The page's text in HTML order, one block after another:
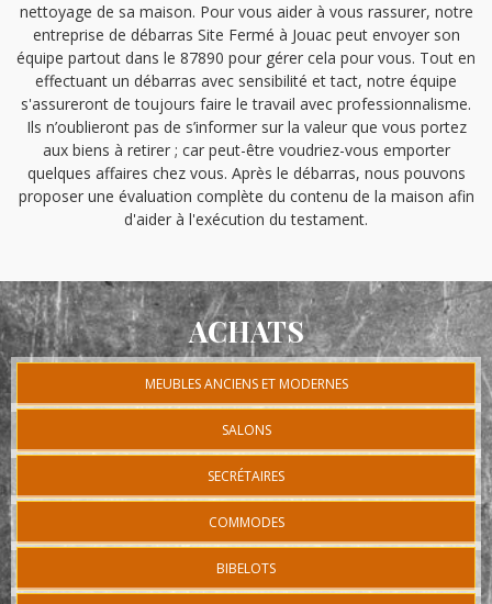
nettoyage de sa maison. Pour vous aider à vous rassurer, notre
entreprise de débarras Site Fermé à Jouac peut envoyer son
équipe partout dans le 87890 pour gérer cela pour vous. Tout en
effectuant un débarras avec sensibilité et tact, notre équipe
s'assureront de toujours faire le travail avec professionnalisme.
Ils n’oublieront pas de s’informer sur la valeur que vous portez
aux biens à retirer ; car peut-être voudriez-vous emporter
quelques affaires chez vous. Après le débarras, nous pouvons
proposer une évaluation complète du contenu de la maison afin
d'aider à l'exécution du testament.
ACHATS
MEUBLES ANCIENS ET MODERNES
SALONS
SECRÉTAIRES
COMMODES
BIBELOTS